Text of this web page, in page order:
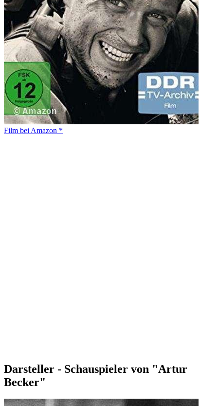
Film bei Amazon *
Darsteller - Schauspieler von "Artur
Becker"